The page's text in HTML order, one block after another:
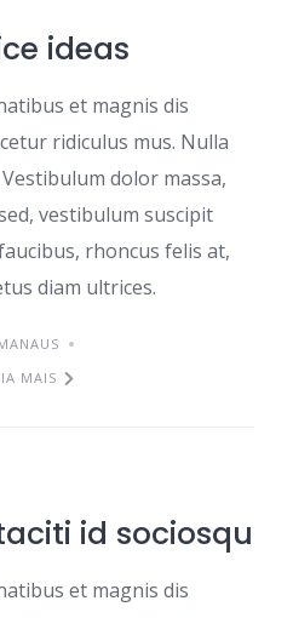
ideas
et magnis dis
ridiculus mus. Nulla
dolor massa,
vestibulum suscipit
rhoncus felis at,
diam ultrices.
MAIS
id sociosqu
et magnis dis